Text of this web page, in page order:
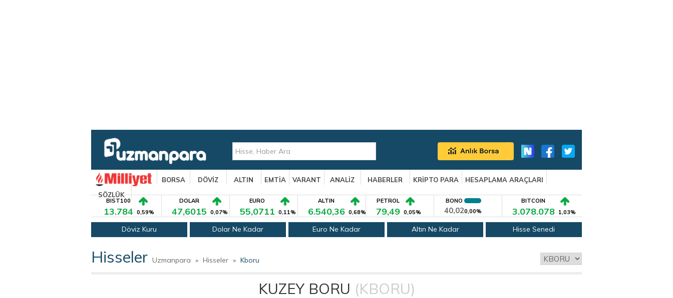
BORSA DÖVİZ ALTIN EMTİA VARANT ANALİZ HABERLER KRİPTO PARA
HESAPLAMA ARAÇLARI
SÖZLÜK
BIST100
13.784 0,59%
DOLAR
47,6015 0,07%
EURO
55,0711 0,11%
ALTIN
6.540,36 0,68%
PETROL
79,49 0,05%
BONO
40,020,00%
BITCOIN
3.078.078 1,03%
Döviz Kuru Dolar Ne Kadar Euro Ne Kadar Altın Ne Kadar Hisse Senedi
Hisseler Uzmanpara » Hisseler » Kboru
KUZEY BORU (KBORU)